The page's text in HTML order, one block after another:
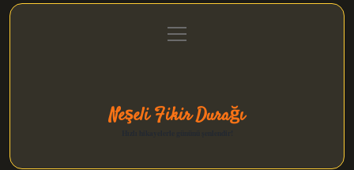
Gizlilik Politikası
menüyü
aç
Neşeli Fikir Durağı